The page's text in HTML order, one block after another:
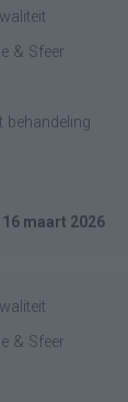
& Sfeer
behandeling
maart 2026
& Sfeer